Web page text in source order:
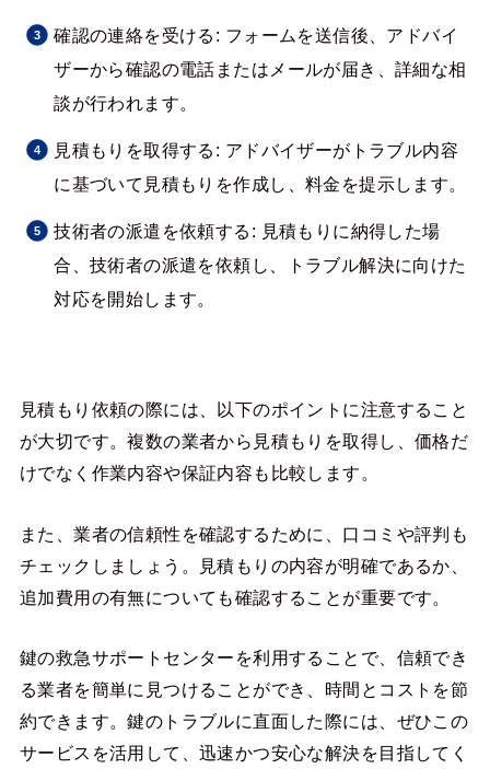
確認の連絡を受ける: フォームを送信後、アドバイ
ザーから確認の電話またはメールが届き、詳細な相
談が行われます。
見積もりを取得する: アドバイザーがトラブル内容
に基づいて見積もりを作成し、料金を提示します。
技術者の派遣を依頼する: 見積もりに納得した場
合、技術者の派遣を依頼し、トラブル解決に向けた
対応を開始します。
見積もり依頼の際には、以下のポイントに注意すること
が大切です。複数の業者から見積もりを取得し、価格だ
けでなく作業内容や保証内容も比較します。
また、業者の信頼性を確認するために、口コミや評判も
チェックしましょう。見積もりの内容が明確であるか、
追加費用の有無についても確認することが重要です。
鍵の救急サポートセンターを利用することで、信頼でき
る業者を簡単に見つけることができ、時間とコストを節
約できます。鍵のトラブルに直面した際には、ぜひこの
サービスを活用して、迅速かつ安心な解決を目指してく